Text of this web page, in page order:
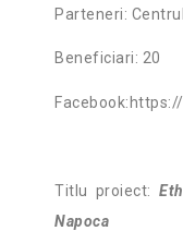
Parteneri:
Beneficiari: 20
Titlu proiect:
Napoca